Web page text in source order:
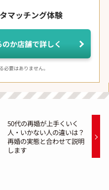
マッチング体験
か店舗で詳しく
要はありません。
50代の再婚が上手くいく
人・いかない人の違いは？
再婚の実態と合わせて説明
します